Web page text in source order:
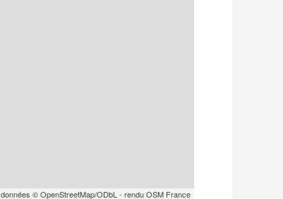
données © OpenStreetMap/ODbL - rendu OSM France